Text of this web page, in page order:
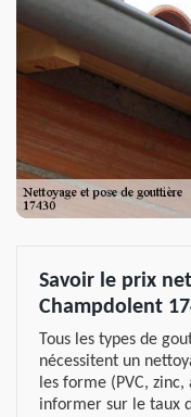
Savoir le prix
Champdolent
Tous les types de
nécessitent un
les forme (PVC,
informer sur le taux